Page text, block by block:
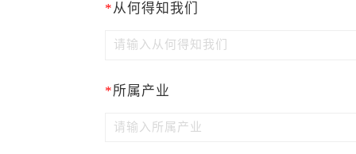
*从何得知我们
*所属产业